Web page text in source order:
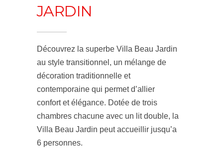
JARDIN
Découvrez la superbe Villa Beau Jardin
au style transitionnel, un mélange de
décoration traditionnelle et
contemporaine qui permet d’allier
confort et élégance. Dotée de trois
chambres chacune avec un lit double, la
Villa Beau Jardin peut accueillir jusqu’a
6 personnes.